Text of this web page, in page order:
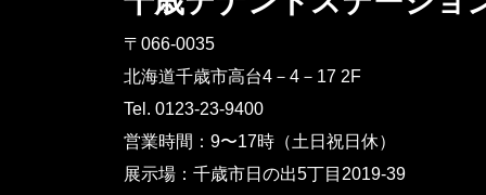
〒066-0035
北海道千歳市高台4－4－17 2F
Tel. 0123-23-9400
営業時間：9〜17時（土日祝日休）
展示場：千歳市日の出5丁目2019-39